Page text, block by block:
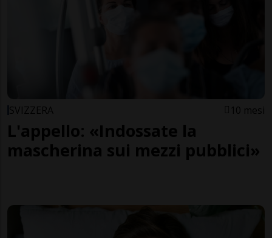
SVIZZERA 10 mesi
L'appello: «Indossate la
mascherina sui mezzi pubblici»